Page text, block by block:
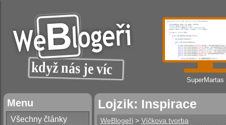
SuperMartas
Menu
Všechny články
Lojzik: Inspirace
WeBlogeři > Víčkova tvorba